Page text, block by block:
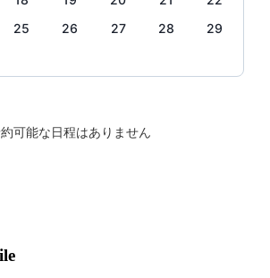
25 26 27 28
29
可能な日程はありません